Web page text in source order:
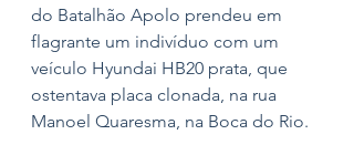
do Batalhão Apolo prendeu em
flagrante um indivíduo com um
veículo Hyundai HB20 prata, que
ostentava placa clonada, na rua
Manoel Quaresma, na Boca do Rio.